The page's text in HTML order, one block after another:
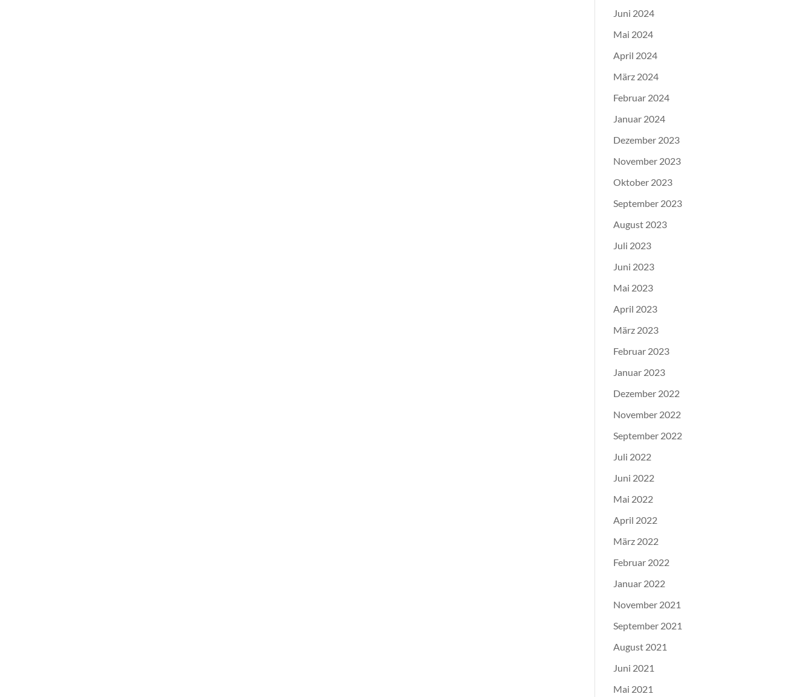
Juni 2024
Mai 2024
April 2024
März 2024
Februar 2024
Januar 2024
Dezember 2023
November 2023
Oktober 2023
September 2023
August 2023
Juli 2023
Juni 2023
Mai 2023
April 2023
März 2023
Februar 2023
Januar 2023
Dezember 2022
November 2022
September 2022
Juli 2022
Juni 2022
Mai 2022
April 2022
März 2022
Februar 2022
Januar 2022
November 2021
September 2021
August 2021
Juni 2021
Mai 2021